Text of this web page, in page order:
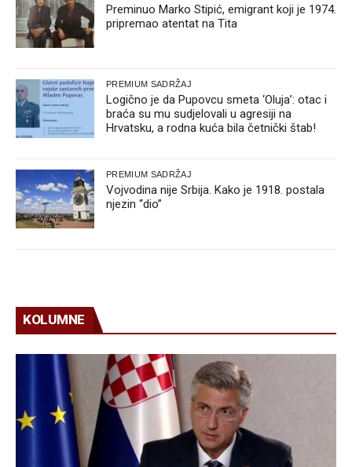
Preminuo Marko Stipić, emigrant koji je 1974.
pripremao atentat na Tita
PREMIUM SADRŽAJ
Logično je da Pupovcu smeta ‘Oluja’: otac i
braća su mu sudjelovali u agresiji na
Hrvatsku, a rodna kuća bila četnički štab!
PREMIUM SADRŽAJ
Vojvodina nije Srbija. Kako je 1918. postala
njezin “dio”
KOLUMNE